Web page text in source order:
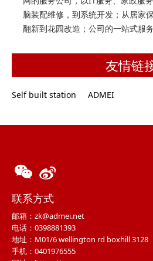
脑装配维修，到系统开发；从居家
翻新到花园改造；公司的一站式服务
友情链
Self built station ADMEI
联系方式
邮箱：zk@admei.net
电话：0398881393
地址：M01/6 wellington rd boxhill 3128
手机：0401976555